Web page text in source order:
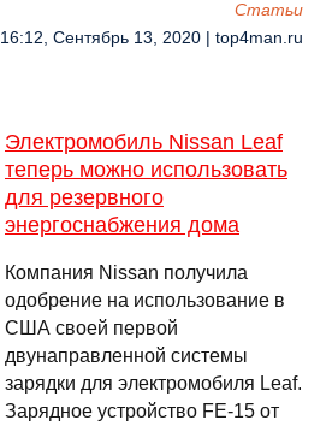
Cтатьи
16:12, Сентябрь 13, 2020 | top4man.ru
Электромобиль Nissan Leaf
теперь можно использовать
для резервного
энергоснабжения дома
Компания Nissan получила
одобрение на использование в
США своей первой
двунаправленной системы
зарядки для электромобиля Leaf.
Зарядное устройство FE-15 от